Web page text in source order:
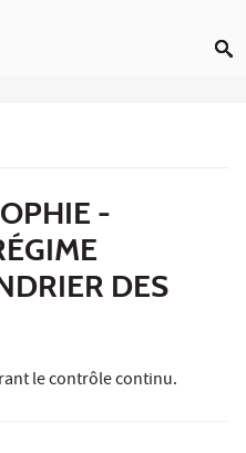
-
DES
le contrôle continu.